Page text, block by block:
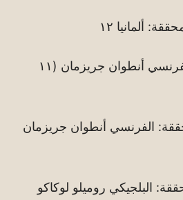
ألمانيا ١٢
أكثر من صنع فرص: الفرنسي أنطوان جريزمان (١١
الفرنسي أنطوان جريزمان
البلجيكي روميلو لوكاكو